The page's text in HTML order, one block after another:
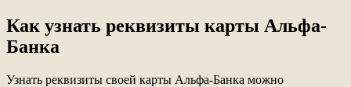
Как узнать реквизиты карты Альфа-
Банка
Узнать реквизиты своей карты Альфа-Банка можно